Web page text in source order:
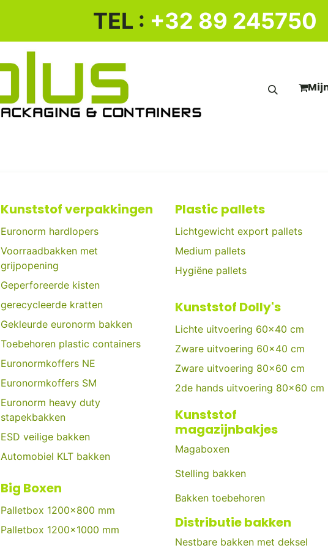
​ TEL : +32 89 245750
Kunststof verpakkingen
Euronorm hardlopers
Voorraadbakken met
grijpopening
Geperforeerde kisten
gerecycleerde kratten
Gekleurde euronorm bakken
Toebehoren plastic containers
Euronormkoffers NE
Euronormkoffers SM
Euronorm heavy duty
stapekbakken
ESD veilige bakken
Automobiel KLT bakken
Big Boxen
Palletbox 1200x800 mm
Palletbox 1200x1000 mm
Plastic pallets
Lichtgewicht export pallets
Medium pallets
Hygiëne pallets
Kunststof Dolly's
Lichte uitvoering 60x40 cm
Zware uitvoering 60x40 cm
Zware uitvoering 80x60 cm
2de hands uitvoering 80x60 cm
Kunststof
magazijnbakjes
Magaboxen
Stelling bakken
Bakken toebehoren
Distributie bakken
Nestbare bakken met deksel